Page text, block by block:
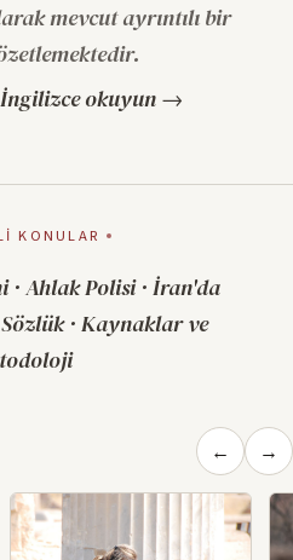
mevcut ayrıntılı bir
okuyun →
KONULAR
· Ahlak Polisi· İran'da
Sözlük· Kaynaklar ve
← →